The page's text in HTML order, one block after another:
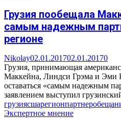
Грузия пообещала
самым надежным
регионе
Nikolay02.01.201702.01.20170
Грузия, принимающая
Маккейна, Линдси Грэма и
оставаться «самым надежным
заявлением выступил
грузиясшарегионпартнер
Экспертное мнение